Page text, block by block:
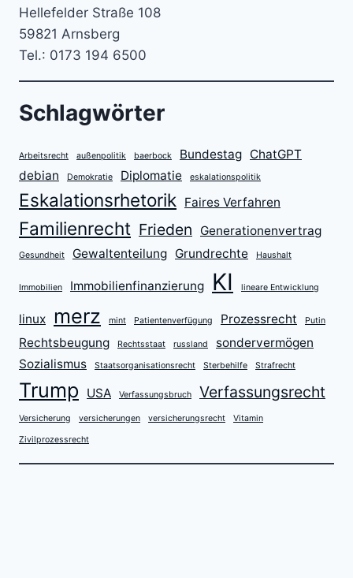
GEGEN
DAS
ALTERN
Hellefelder Straße 108
59821 Arnsberg
Tel.: 0173 194 6500
Schlagwörter
Arbeitsrecht außenpolitik baerbock Bundestag ChatGPT
debian
Demokratie Diplomatie eskalationspolitik
Eskalationsrhetorik Faires Verfahren
Familienrecht Frieden Generationenvertrag
Gesundheit Gewaltenteilung Grundrechte Haushalt
Immobilien Immobilienfinanzierung KI lineare Entwicklung
linux merz mint Patientenverfügung Prozessrecht Putin
Rechtsbeugung Rechtsstaat russland
sondervermögen
Sozialismus
Staatsorganisationsrecht Sterbehilfe Strafrecht
Trump USA Verfassungsbruch Verfassungsrecht
Versicherung versicherungen versicherungsrecht Vitamin
Zivilprozessrecht